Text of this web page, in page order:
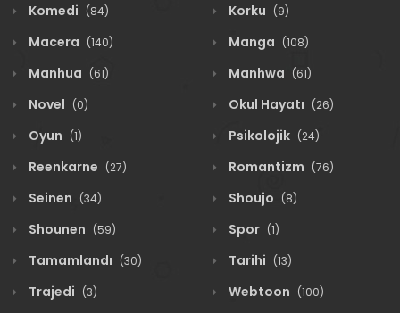
Komedi (84) Korku (9)
Macera (140) Manga (108)
Manhua (61) Manhwa (61)
Novel (0) Okul Hayatı (26)
Oyun (1) Psikolojik (24)
Reenkarne (27) Romantizm (76)
Seinen (34) Shoujo (8)
Shounen (59) Spor (1)
Tamamlandı (30) Tarihi (13)
Trajedi (3) Webtoon (100)